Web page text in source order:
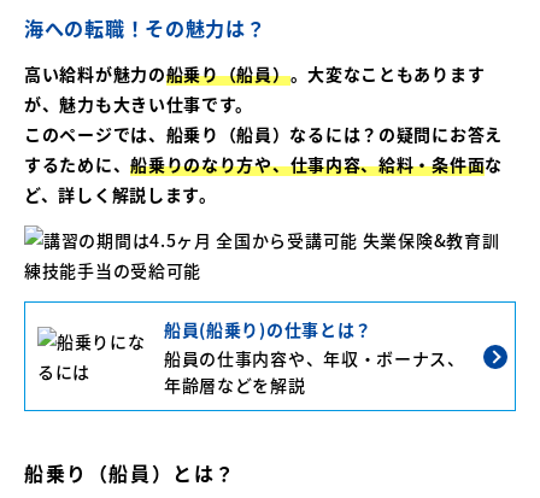
海への転職！その魅力は？
高い給料が魅力の船乗り（船員）。大変なこともあります
が、魅力も大きい仕事です。
このページでは、船乗り（船員）なるには？の疑問にお答え
するために、船乗りのなり方や、仕事内容、給料・条件面な
ど、詳しく解説します。
船員(船乗り)の仕事とは？
船員の仕事内容や、年収・ボーナス、
年齢層などを解説
船乗り（船員）とは？